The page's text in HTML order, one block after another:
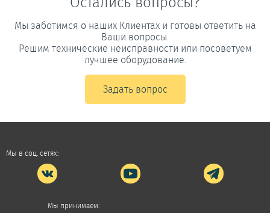
Мы заботимся о наших Клиентах и готовы ответить на
Ваши вопросы.
Решим технические неисправности или посоветуем
лучшее оборудование.
Задать вопрос
Мы в соц. сетях:
Мы принимаем: